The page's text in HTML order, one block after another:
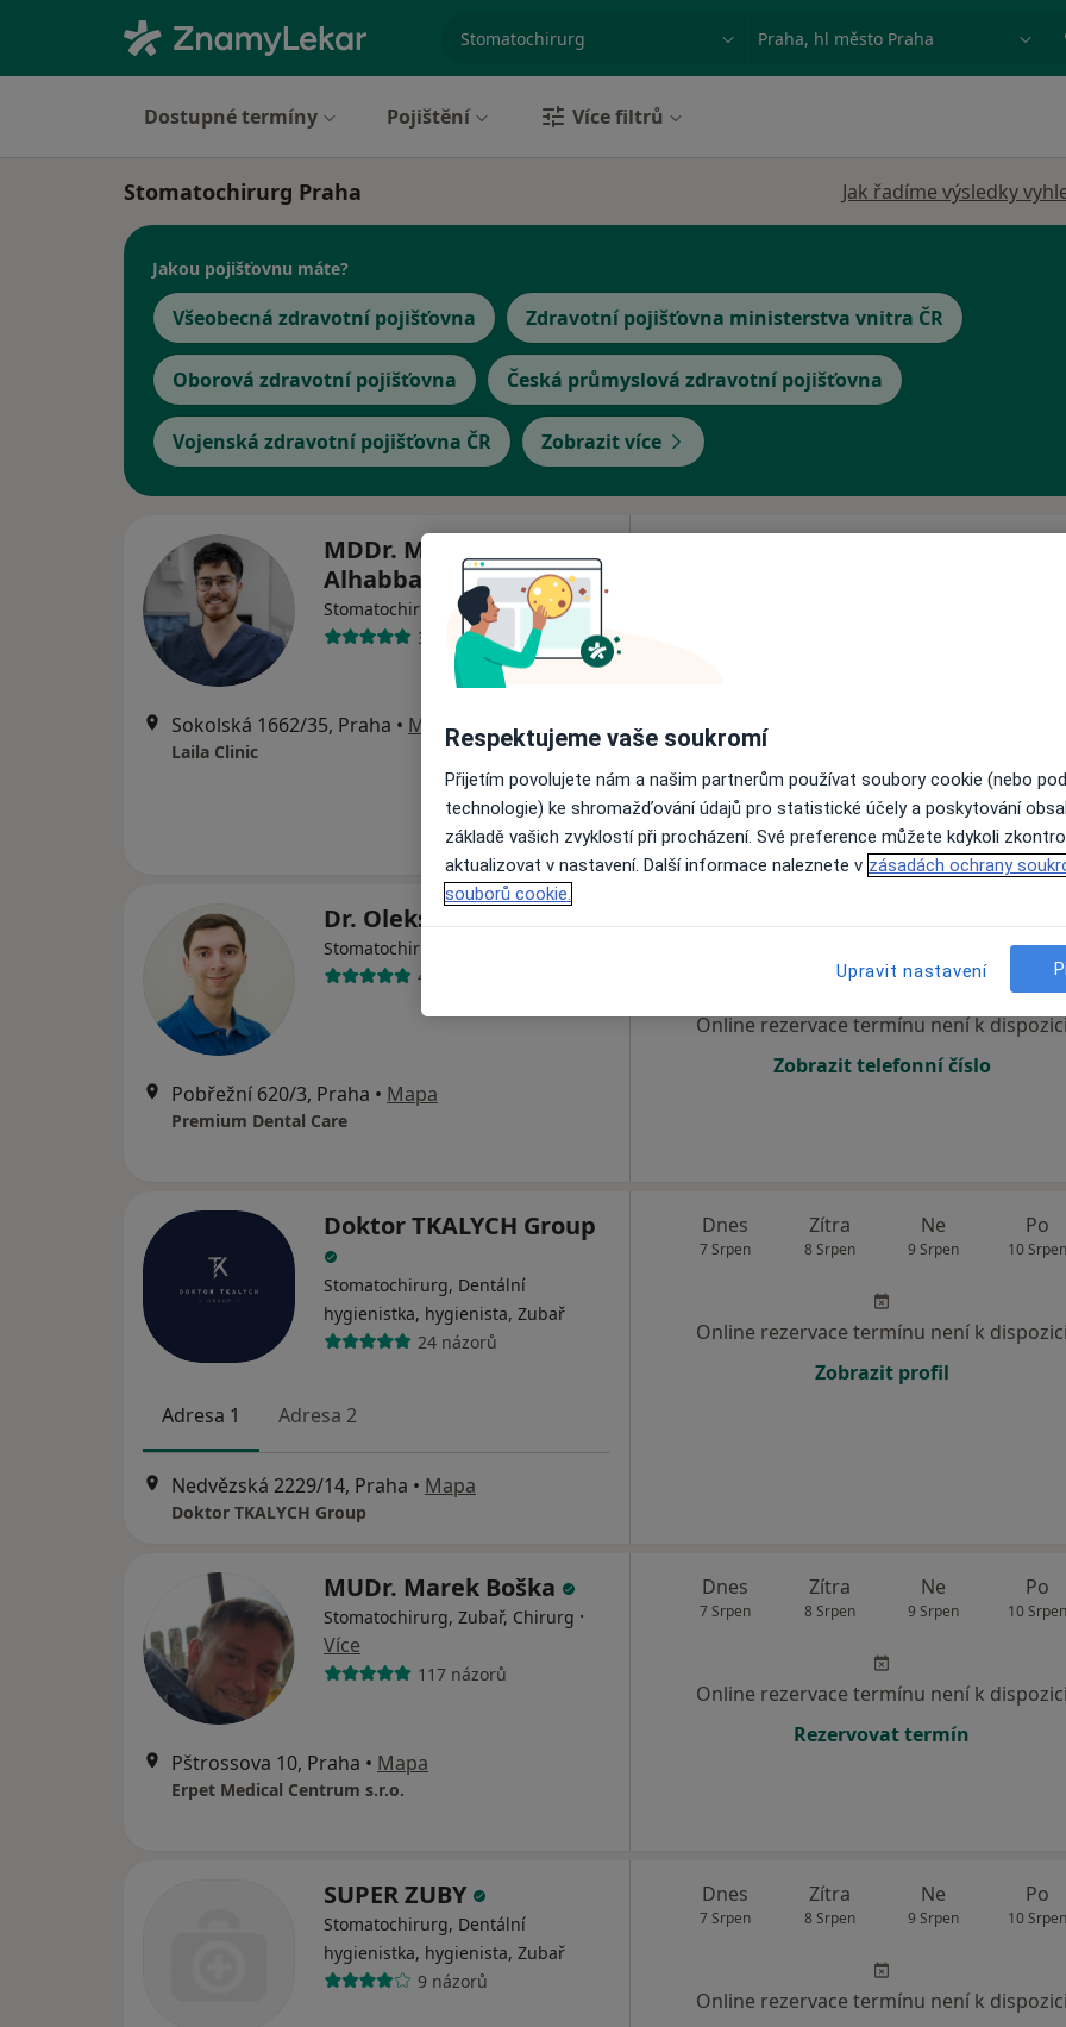
Město nebo region
Dostupné termíny Pojištění Více filtrů
Stomatochirurg Praha Jak řadíme výsledky
Jakou pojišťovnu máte?
Všeobecná zdravotní pojišťovna Zdravotní pojišťovna ministerstva vnitra ČR
Oborová zdravotní pojišťovna Česká průmyslová zdravotní pojišťovna
Vojenská zdravotní pojišťovna ČR Zobrazit více
MDDr. Mohammad
Alhabbal
Stomatochirurg, Zubař·Více
38 názorů
Sokolská 1662/35, Praha • Mapa
Laila Clinic
Dr. Oleksii Siedakov
Stomatochirurg, Zubař
47 názorů
Pobřežní 620/3, Praha • Mapa
Premium Dental Care
10
Online rezervace termínu není k
Zobrazit telefonní číslo
Doktor TKALYCH Group
Stomatochirurg, Dentální
hygienistka, hygienista, Zubař
24 názorů
Adresa 1 Adresa 2
Nedvězská 2229/14, Praha • Mapa
Doktor TKALYCH Group
Dnes
7 Srpen
Zítra
8 Srpen
Ne
9 Srpen
Po
10 Srpen
Online rezervace termínu není k dispozici
Zobrazit profil
MUDr. Marek Boška
Stomatochirurg, Zubař, Chirurg ·
Více
117 názorů
Pštrossova 10, Praha • Mapa
Erpet Medical Centrum s.r.o.
Dnes
7 Srpen
Zítra
8 Srpen
Ne
9 Srpen
Po
10 Srpen
Online rezervace termínu není k dispozici
Rezervovat termín
SUPER ZUBY
Stomatochirurg, Dentální
hygienistka, hygienista, Zubař
9 názorů
Dnes
7 Srpen
Zítra
8 Srpen
Ne
9 Srpen
Po
10 Srpen
Online rezervace termínu není k dispozici
Respektujeme vaše soukromí
Přijetím povolujete nám a našim partnerům používat soubory cookie (nebo
technologie) ke shromažďování údajů pro statistické účely a poskytování
základě vašich zvyklostí při procházení. Své preference můžete kdykoli
aktualizovat v nastavení. Další informace naleznete v zásadách ochrany
souborů cookie.
Upravit nastavení